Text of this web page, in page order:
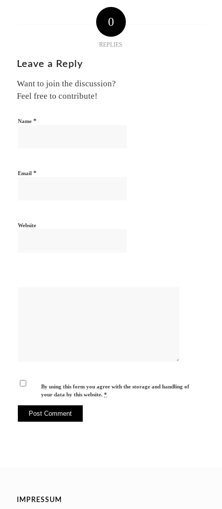
0
REPLIES
Leave a Reply
Want to join the discussion?
Feel free to contribute!
Name *
Email *
Website
By using this form you agree with the storage and handling of
your data by this website.*
IMPRESSUM